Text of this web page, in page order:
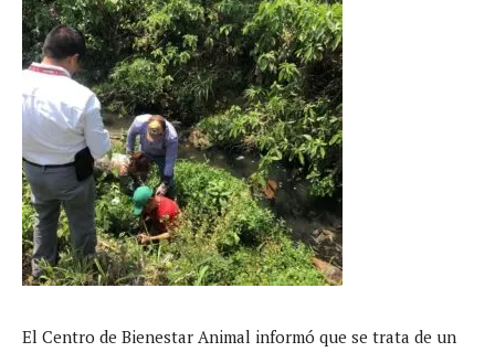
El Centro de Bienestar Animal informó que se trata de un